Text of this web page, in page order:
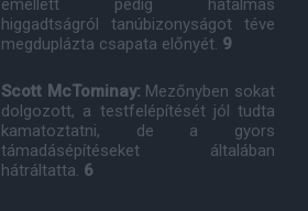
emellett pedig hatalmas
higgadtságról tanúbizonyságot téve
megduplázta csapata előnyét. 9
Scott McTominay: Mezőnyben sokat
dolgozott, a testfelépítését jól tudta
kamatoztatni, de a gyors
támadásépítéseket általában
hátráltatta. 6